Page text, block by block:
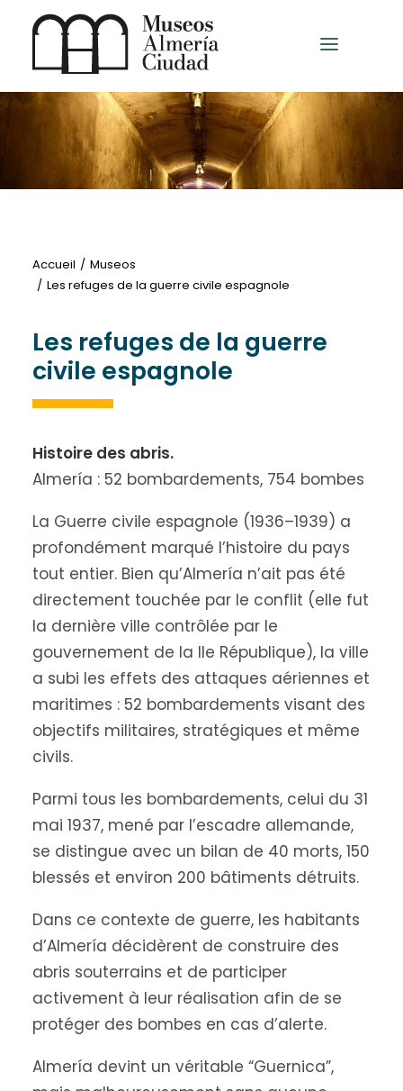
HOME
MUSÉES ET CENTRES D’EXPOSITIONS
AUTRES MUSÉES
Français
Accueil
Museos
Les refuges de la guerre civile espagnole
Les refuges de la guerre
civile espagnole
Histoire des abris.
Almería : 52 bombardements, 754 bombes
La Guerre civile espagnole (1936–1939) a
profondément marqué l’histoire du pays
tout entier. Bien qu’Almería n’ait pas été
directement touchée par le conflit (elle fut
la dernière ville contrôlée par le
gouvernement de la IIe République), la ville
a subi les effets des attaques aériennes et
maritimes : 52 bombardements visant des
objectifs militaires, stratégiques et même
civils.
Parmi tous les bombardements, celui du 31
mai 1937, mené par l’escadre allemande,
se distingue avec un bilan de 40 morts, 150
blessés et environ 200 bâtiments détruits.
Dans ce contexte de guerre, les habitants
d’Almería décidèrent de construire des
abris souterrains et de participer
activement à leur réalisation afin de se
protéger des bombes en cas d’alerte.
Almería devint un véritable “Guernica”,